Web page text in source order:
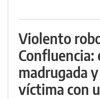
Violento
Confluencia:
madrugada
víctima con